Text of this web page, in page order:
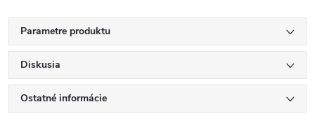
Parametre produktu
Diskusia
Ostatné informácie